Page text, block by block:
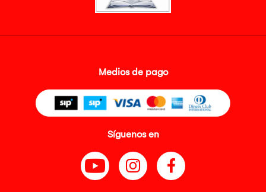
Medios de pago
Síguenos en